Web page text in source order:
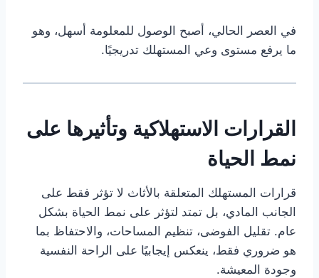
في العصر الحالي، أصبح الوصول للمعلومة أسهل، وهو
ما يرفع مستوى وعي المستهلك تدريجيًا.
القرارات الاستهلاكية وتأثيرها على
نمط الحياة
قرارات المستهلك المتعلقة بالأثاث لا تؤثر فقط على
الجانب المادي، بل تمتد لتؤثر على نمط الحياة بشكل
عام. تقليل الفوضى، تنظيم المساحات، والاحتفاظ بما
هو ضروري فقط، ينعكس إيجابيًا على الراحة النفسية
وجودة المعيشة.